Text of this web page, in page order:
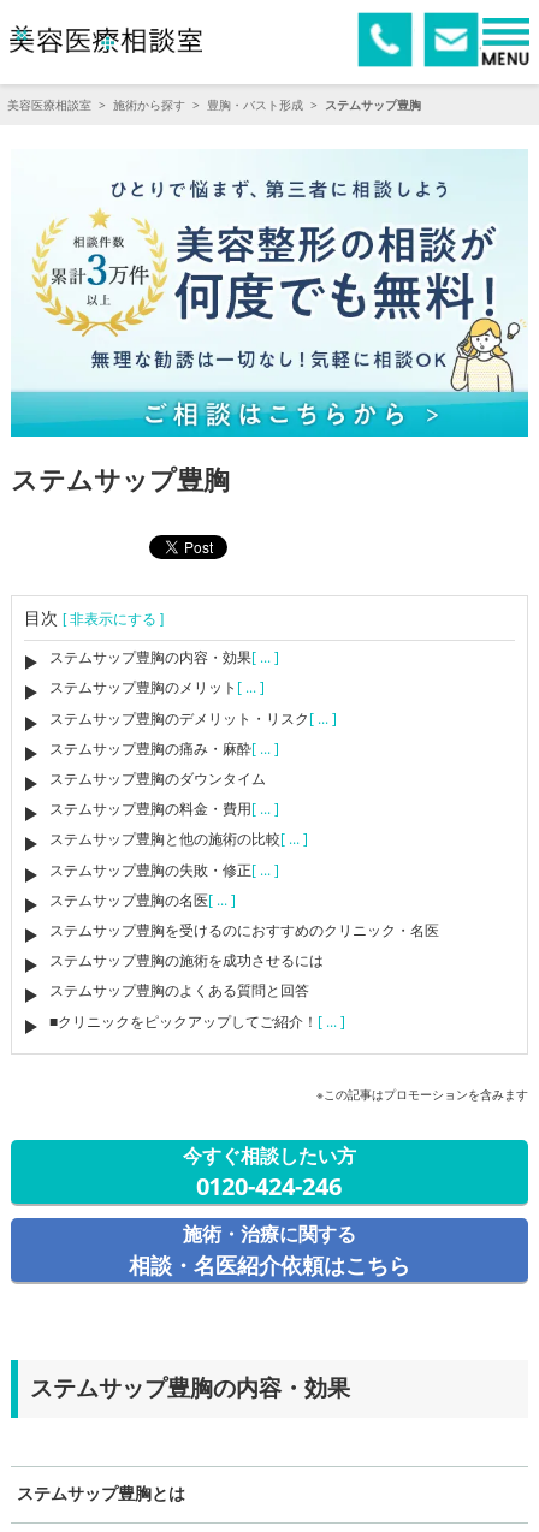
美容医療相談室 > 施術から探す > 豊胸・バスト形成 > ステムサップ豊胸
ステムサップ豊胸
目次[ 非表示にする ]
ステムサップ豊胸の内容・効果[ ... ]
ステムサップ豊胸のメリット [ ... ]
ステムサップ豊胸のデメリット・リスク[ ... ]
ステムサップ豊胸の痛み・麻酔[ ... ]
ステムサップ豊胸のダウンタイム
ステムサップ豊胸の料金・費用[ ... ]
ステムサップ豊胸と他の施術の比較[ ... ]
ステムサップ豊胸の失敗・修正[ ... ]
ステムサップ豊胸の名医[ ... ]
ステムサップ豊胸を受けるのにおすすめのクリニック・名医
ステムサップ豊胸の施術を成功させるには
ステムサップ豊胸のよくある質問と回答
■クリニックをピックアップしてご紹介！ [ ... ]
※この記事はプロモーションを含みます
今すぐ相談したい方
0120-424-246
施術・治療に関する
相談・名医紹介依頼はこちら
ステムサップ豊胸の内容・効果
ステムサップ豊胸とは